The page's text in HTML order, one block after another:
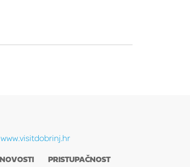
www.visitdobrinj.hr
NOVOSTI PRISTUPAČNOST